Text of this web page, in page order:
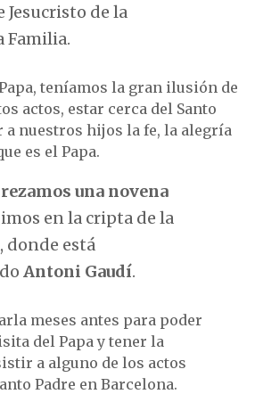
Jesucristo de la
Familia.
teníamos la gran ilusión de
actos, estar cerca del Santo
nuestros hijos la fe, la alegría
es el Papa.
rezamos una novena
en la cripta de la
donde está
Antoni Gaudí.
meses antes para poder
del Papa y tener la
a alguno de los actos
Padre en Barcelona.